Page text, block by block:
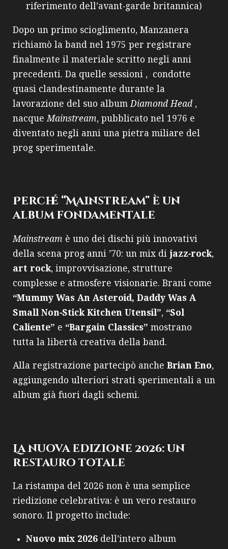
riferimento dell’avant‑garde britannica)
Dopo un primo scioglimento, Manzanera
richiamò la band nel 1975 per registrare
finalmente il materiale scritto negli anni
precedenti. Da quelle sessioni , condotte
quasi clandestinamente durante la
lavorazione del suo album Diamond Head ,
nacque Mainstream, pubblicato nel 1976 e
diventato negli anni una pietra miliare del
prog sperimentale.
Perché “Mainstream” è un
album fondamentale
Mainstream è uno dei dischi più innovativi
della scena prog anni ’70: un mix di jazz‑rock,
art rock, improvvisazione, strutture
complesse e atmosfere visionarie. Brani come
“Mummy Was An Asteroid, Daddy Was A
Small Non‑Stick Kitchen Utensil”, “Sol
Caliente” e “Bargain Classics” mostrano
tutta la libertà creativa della band.
Alla registrazione partecipò anche Brian Eno,
aggiungendo ulteriori strati sperimentali a un
album già fuori dagli schemi.
La nuova edizione 2026: un
restauro totale
La ristampa del 2026 non è una semplice
riedizione celebrativa: è un vero restauro
sonoro. Il progetto include:
Nuovo mix 2026 dell’intero album